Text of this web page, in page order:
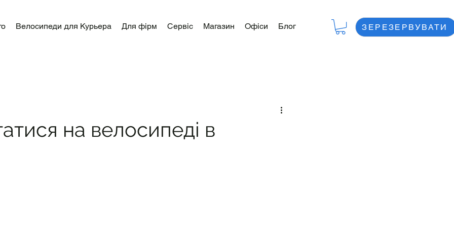
Велосипеди для Курьера Для фірм Сервіс Магазин Офіси Блог ЗЕРЕЗЕРВУВАТИ
на велосипеді в